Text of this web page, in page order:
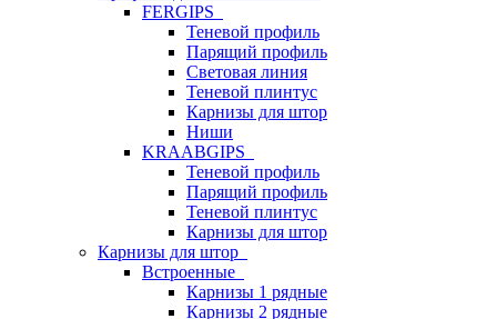
FERGIPS
Теневой профиль
Парящий профиль
Световая линия
Теневой плинтус
Карнизы для штор
Ниши
KRAABGIPS
Теневой профиль
Парящий профиль
Теневой плинтус
Карнизы для штор
Карнизы для штор
Встроенные
Карнизы 1 рядные
Карнизы 2 рядные